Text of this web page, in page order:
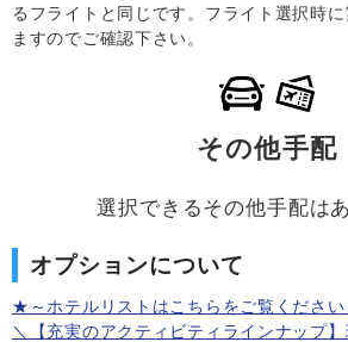
るフライトと同じです。フライト選択時
ますのでご確認下さい。
その他手配
選択できるその他手配は
オプションについて
★～ホテルリストはこちらをご覧くださ
＼【充実のアクティビティラインナップ